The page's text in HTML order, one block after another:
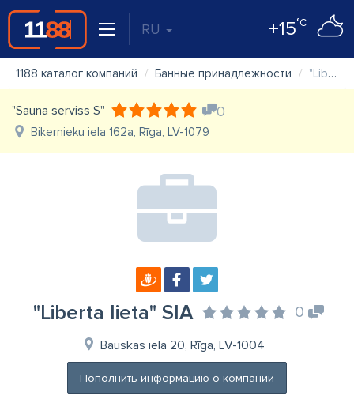
RU +15°C
1188 каталог компаний Банные принадлежности "Liberta lieta" SIA
"Sauna serviss S" 0
Biķernieku iela 162a, Rīga, LV-1079
"Liberta lieta" SIA 0
Bauskas iela 20, Rīga, LV-1004
Пополнить информацию о компании